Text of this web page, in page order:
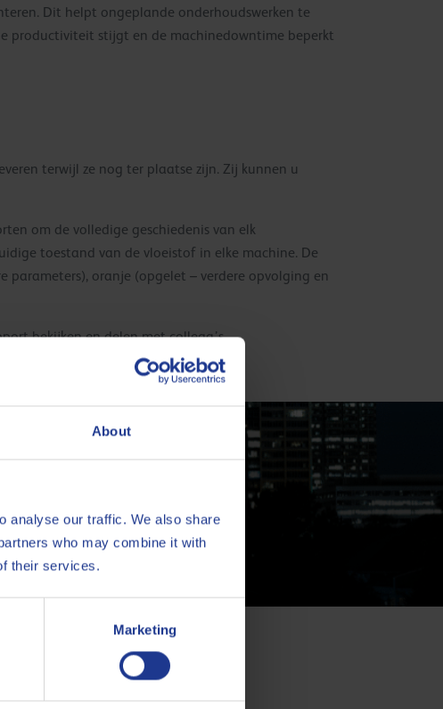
About
analyse our traffic. We also share
who may combine it with
their services.
Marketing
Dit helpt ongeplande onderhoudswerken te
productiviteit stijgt en de machinedowntime beperkt
terwijl ze nog ter plaatse zijn. Zij kunnen u
om de volledige geschiedenis van elk
toestand van de vloeistof in elke machine. De
parameters), oranje (opgelet – verdere opvolging en
bekijken en delen met collega’s.